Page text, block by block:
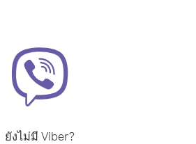
ยังไม่มี Viber?